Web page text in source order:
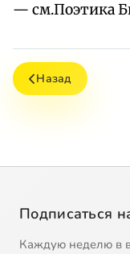
— см.Поэтика
Назад
Подписаться
Каждую неделю в